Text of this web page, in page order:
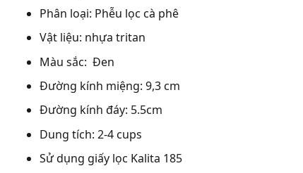
Phân loại: Phễu lọc cà phê
Vật liệu: nhựa tritan
Màu sắc: Đen
Đường kính miệng: 9,3 cm
Đường kính đáy: 5.5cm
Dung tích: 2-4 cups
Sử dụng giấy lọc Kalita 185